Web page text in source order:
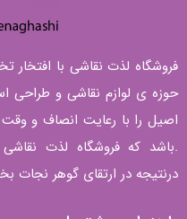
فروشگاه لذت نقاشی با
حوزه ی لوازم نقاشی و طراحی
اصیل را با رعایت انصاف و
.باشد که فروشگاه لذت
درنتیجه در ارتقای گوهر نجات